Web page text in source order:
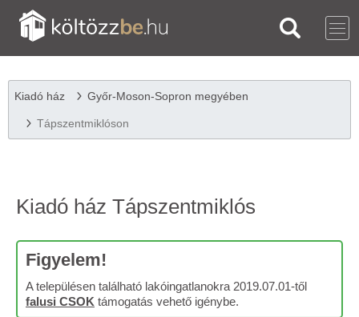
Kiadó ház Győr-Moson-Sopron megyében
Tápszentmiklóson
Kiadó ház Tápszentmiklós
Figyelem!
A településen található lakóingatlanokra 2019.07.01-től
falusi CSOK támogatás vehető igénybe.